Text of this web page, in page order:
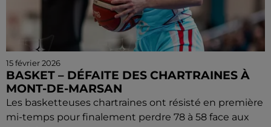
15 février 2026
BASKET – DÉFAITE DES CHARTRAINES À
MONT-DE-MARSAN
Les basketteuses chartraines ont résisté en première
mi-temps pour finalement perdre 78 à 58 face aux